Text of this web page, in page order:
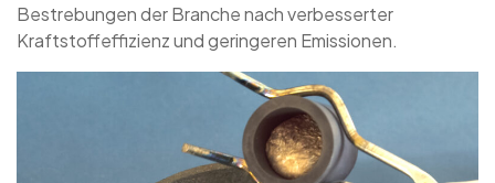
Bestrebungen der Branche nach verbesserter
Kraftstoffeffizienz und geringeren Emissionen.